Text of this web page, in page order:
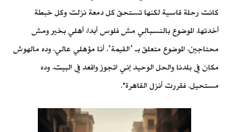
كانت رحلة قاسية لكنها تستحق كل دمعة نزلت وكل خبطة
أخدتها، الموضوع بالنسبالي مش فلوس أبدا، أهلي بخير ومش
محتاجين، الموضوع متعلق بـ ‘القيمة‘، أنا مؤهلي عالي، وده مالهوش
مكان في بلدنا والحل الوحيد إني اتجوز واقعد في البيت، وده
مستحيل. فقررت أنزل القاهرة".